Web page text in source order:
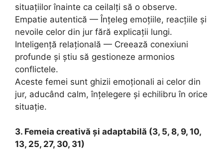
situațiilor înainte ca ceilalți să o observe.
Empatie autentică — Înțeleg emoțiile, reacțiile și
nevoile celor din jur fără explicații lungi.
Inteligență relațională — Creează conexiuni
profunde și știu să gestioneze armonios
conflictele.
Aceste femei sunt ghizii emoționali ai celor din
jur, aducând calm, înțelegere și echilibru în orice
situație.
3. Femeia creativă și adaptabilă (3, 5, 8, 9, 10,
13, 25, 27, 30, 31)